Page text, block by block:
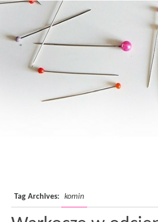
Tag Archives: komin